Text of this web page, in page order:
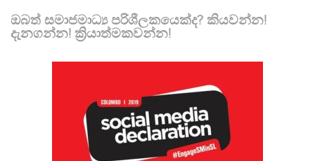
ඔබත් සමාජමාධ්‍ය පරිශීලකයෙක්ද? කියවන්න!
දැනගන්න! ක්‍රියාත්මකවන්න!